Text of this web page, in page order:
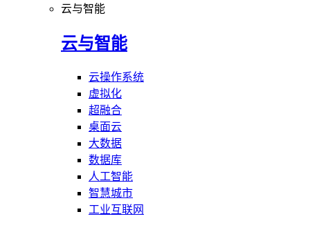
云与智能
云与智能
云操作系统
虚拟化
超融合
桌面云
大数据
数据库
人工智能
智慧城市
工业互联网